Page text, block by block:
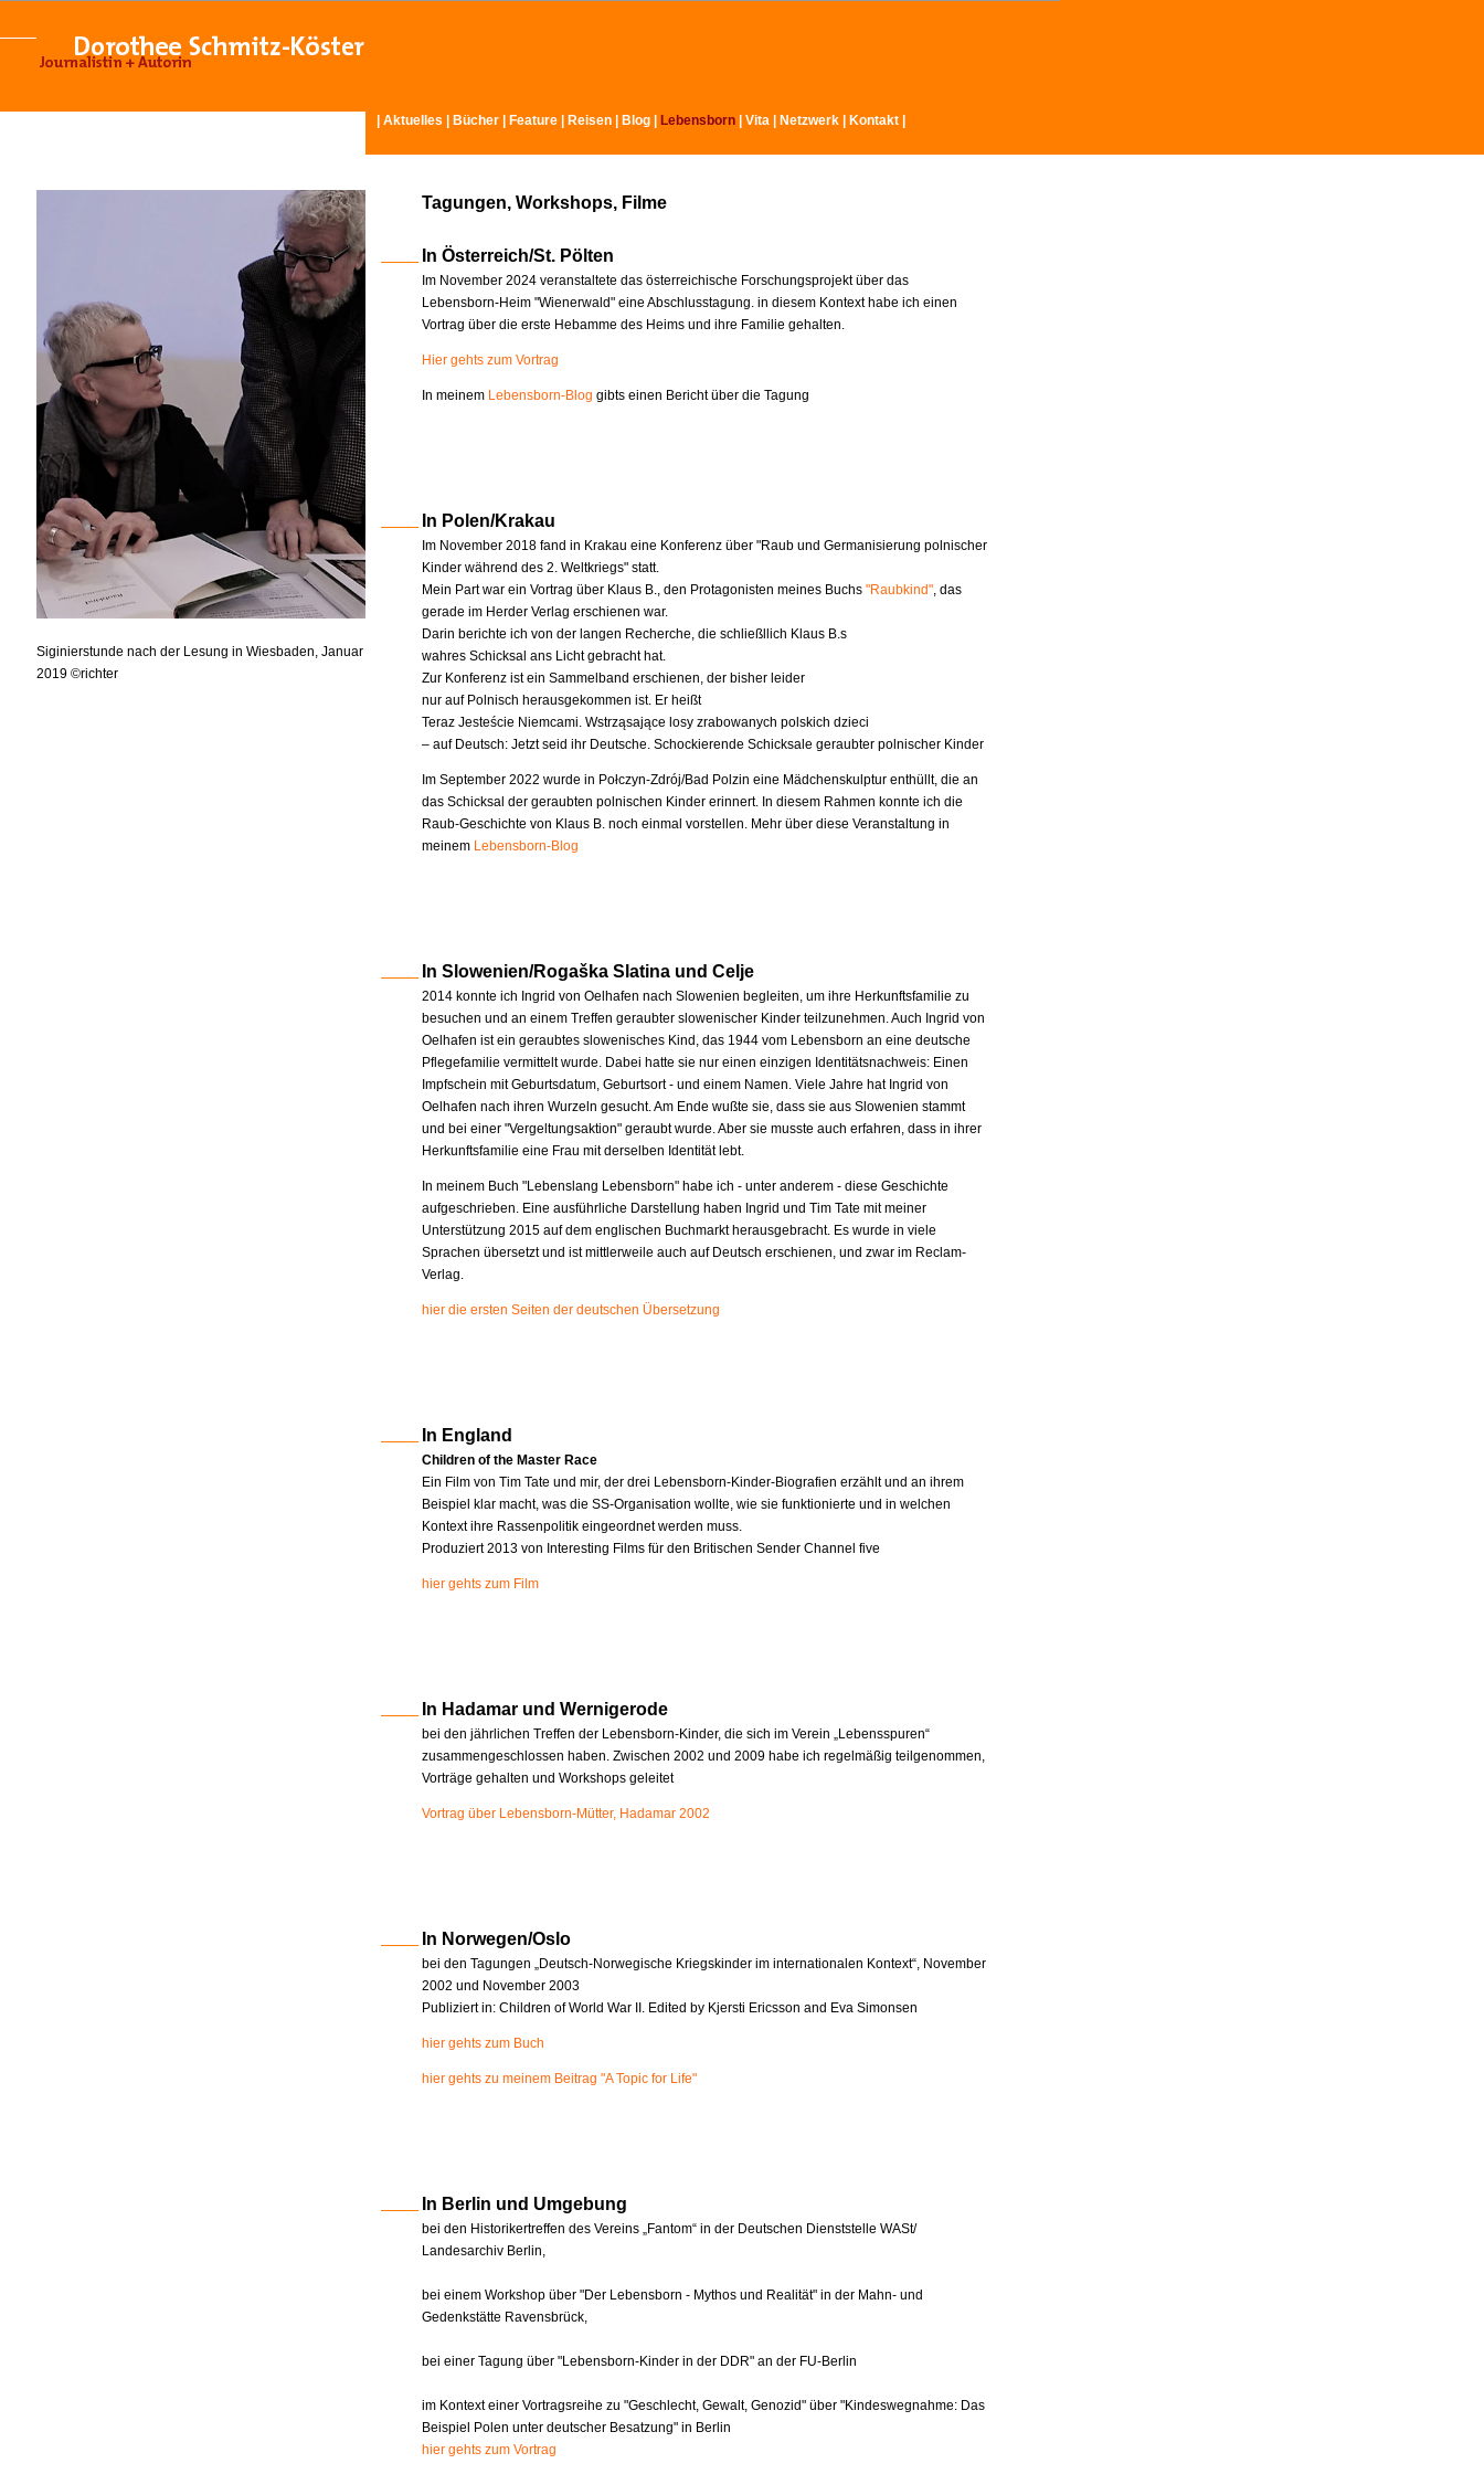
Aktuelles Bücher Feature Reisen Blog Lebensborn Vita Netzwerk Kontakt
Siginierstunde nach der Lesung in Wiesbaden, Januar
2019 ©richter
Tagungen, Workshops, Filme
In Österreich/St. Pölten
Im November 2024 veranstaltete das österreichische Forschungsprojekt über das
Lebensborn-Heim "Wienerwald" eine Abschlusstagung. in diesem Kontext habe ich einen
Vortrag über die erste Hebamme des Heims und ihre Familie gehalten.
Hier gehts zum Vortrag
In meinem Lebensborn-Blog gibts einen Bericht über die Tagung
In Polen/Krakau
Im November 2018 fand in Krakau eine Konferenz über "Raub und Germanisierung polnischer
Kinder während des 2. Weltkriegs" statt.
Mein Part war ein Vortrag über Klaus B., den Protagonisten meines Buchs "Raubkind", das
gerade im Herder Verlag erschienen war.
Darin berichte ich von der langen Recherche, die schließllich Klaus B.s
wahres Schicksal ans Licht gebracht hat.
Zur Konferenz ist ein Sammelband erschienen, der bisher leider
nur auf Polnisch herausgekommen ist. Er heißt
Teraz Jesteście Niemcami. Wstrząsające losy zrabowanych polskich dzieci
– auf Deutsch: Jetzt seid ihr Deutsche. Schockierende Schicksale geraubter polnischer Kinder
Im September 2022 wurde in Połczyn-Zdrój/Bad Polzin eine Mädchenskulptur enthüllt, die an
das Schicksal der geraubten polnischen Kinder erinnert. In diesem Rahmen konnte ich die
Raub-Geschichte von Klaus B. noch einmal vorstellen. Mehr über diese Veranstaltung in
meinem Lebensborn-Blog
In Slowenien/Rogaška Slatina und Celje
2014 konnte ich Ingrid von Oelhafen nach Slowenien begleiten, um ihre Herkunftsfamilie zu
besuchen und an einem Treffen geraubter slowenischer Kinder teilzunehmen. Auch Ingrid von
Oelhafen ist ein geraubtes slowenisches Kind, das 1944 vom Lebensborn an eine deutsche
Pflegefamilie vermittelt wurde. Dabei hatte sie nur einen einzigen Identitätsnachweis: Einen
Impfschein mit Geburtsdatum, Geburtsort - und einem Namen. Viele Jahre hat Ingrid von
Oelhafen nach ihren Wurzeln gesucht. Am Ende wußte sie, dass sie aus Slowenien stammt
und bei einer "Vergeltungsaktion" geraubt wurde. Aber sie musste auch erfahren, dass in ihrer
Herkunftsfamilie eine Frau mit derselben Identität lebt.
In meinem Buch "Lebenslang Lebensborn" habe ich - unter anderem - diese Geschichte
aufgeschrieben. Eine ausführliche Darstellung haben Ingrid und Tim Tate mit meiner
Unterstützung 2015 auf dem englischen Buchmarkt herausgebracht. Es wurde in viele
Sprachen übersetzt und ist mittlerweile auch auf Deutsch erschienen, und zwar im Reclam-
Verlag.
hier die ersten Seiten der deutschen Übersetzung
In England
Children of the Master Race
Ein Film von Tim Tate und mir, der drei Lebensborn-Kinder-Biografien erzählt und an ihrem
Beispiel klar macht, was die SS-Organisation wollte, wie sie funktionierte und in welchen
Kontext ihre Rassenpolitik eingeordnet werden muss.
Produziert 2013 von Interesting Films für den Britischen Sender Channel five
hier gehts zum Film
In Hadamar und Wernigerode
bei den jährlichen Treffen der Lebensborn-Kinder, die sich im Verein „Lebensspuren“
zusammengeschlossen haben. Zwischen 2002 und 2009 habe ich regelmäßig teilgenommen,
Vorträge gehalten und Workshops geleitet
Vortrag über Lebensborn-Mütter, Hadamar 2002
In Norwegen/Oslo
bei den Tagungen „Deutsch-Norwegische Kriegskinder im internationalen Kontext“, November
2002 und November 2003
Publiziert in: Children of World War II. Edited by Kjersti Ericsson and Eva Simonsen
hier gehts zum Buch
hier gehts zu meinem Beitrag "A Topic for Life"
In Berlin und Umgebung
bei den Historikertreffen des Vereins „Fantom“ in der Deutschen Dienststelle WASt/
Landesarchiv Berlin,
bei einem Workshop über "Der Lebensborn - Mythos und Realität" in der Mahn- und
Gedenkstätte Ravensbrück,
bei einer Tagung über "Lebensborn-Kinder in der DDR" an der FU-Berlin
im Kontext einer Vortragsreihe zu "Geschlecht, Gewalt, Genozid" über "Kindeswegnahme: Das
Beispiel Polen unter deutscher Besatzung" in Berlin
hier gehts zum Vortrag